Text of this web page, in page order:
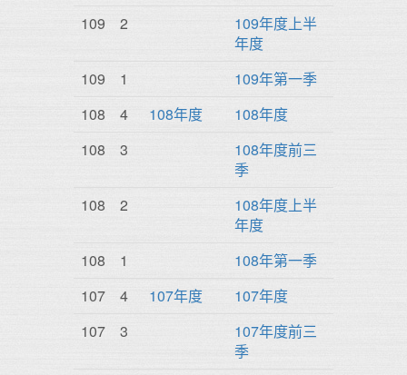
109
2
109年度上半
年度
109
1
109年第一季
108
4 108年度
108年度
108
3
108年度前三
季
108
2
108年度上半
年度
108
1
108年第一季
107
4 107年度
107年度
107
3
107年度前三
季